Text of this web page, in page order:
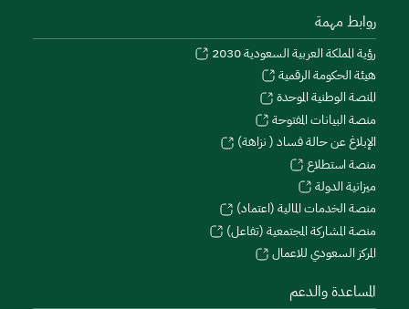
روابط مهمة
رؤية المملكة العربية السعودية 2030
هيئة الحكومة الرقمية
المنصة الوطنية الموحدة
منصة البيانات المفتوحة
الإبلاغ عن حالة فساد ( نزاهة)
منصة استطلاع
ميزانية الدولة
منصة الخدمات المالية (اعتماد)
منصة المشاركة المجتمعية (تفاعل)
المركز السعودي للاعمال
المساعدة والدعم